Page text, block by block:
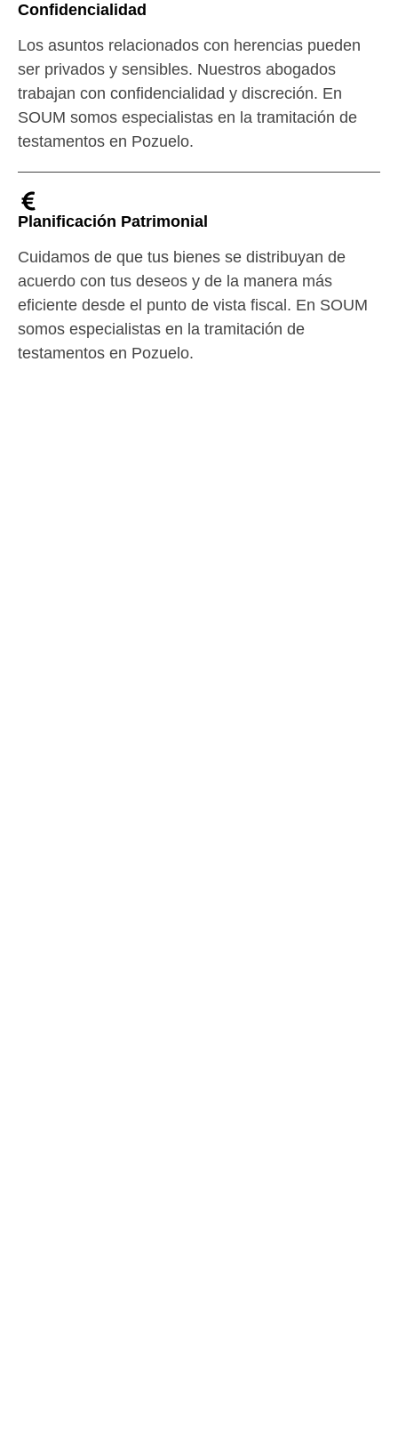
Confidencialidad
Los asuntos relacionados con herencias pueden
ser privados y sensibles. Nuestros abogados
trabajan con confidencialidad y discreción. En
SOUM somos especialistas en la tramitación de
testamentos en Pozuelo.
Planificación Patrimonial
Cuidamos de que tus bienes se distribuyan de
acuerdo con tus deseos y de la manera más
eficiente desde el punto de vista fiscal. En SOUM
somos especialistas en la tramitación de
testamentos en Pozuelo.